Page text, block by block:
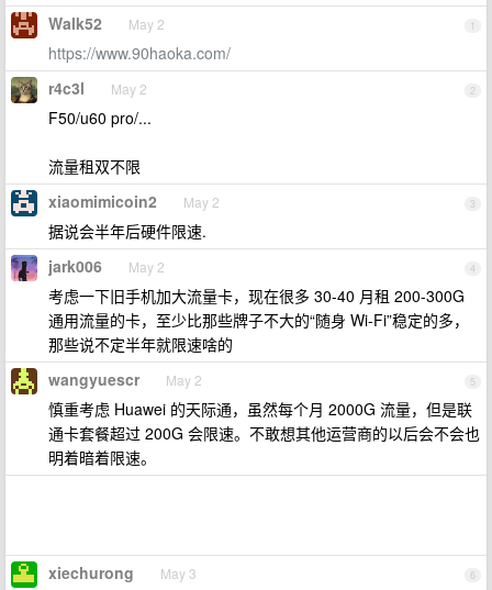
1
Walk52 May 2
https://www.90haoka.com/
2
r4c3l May 2
F50/u60 pro/...
流量租双不限
3
xiaomimicoin2 May 2
据说会半年后硬件限速.
4
jark006 May 2
考虑一下旧手机加大流量卡，现在很多 30-40 月租 200-300G
通用流量的卡，至少比那些牌子不大的“随身 Wi-Fi”稳定的多，
那些说不定半年就限速啥的
5
wangyuescr May 2
慎重考虑 Huawei 的天际通，虽然每个月 2000G 流量，但是联
通卡套餐超过 200G 会限速。不敢想其他运营商的以后会不会也
明着暗着限速。
6
xiechurong May 3